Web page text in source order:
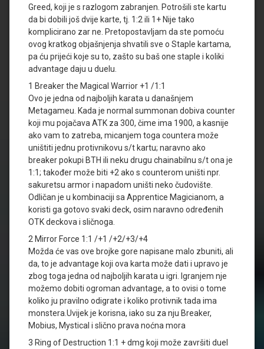
Greed, koji je s razlogom zabranjen. Potrošili ste kartu
da bi dobili još dvije karte, tj. 1:2 ili 1+ Nije tako
komplicirano zar ne. Pretopostavljam da ste pomoću
ovog kratkog objašnjenja shvatili sve o Staple kartama,
pa ću prijeći koje su to, zašto su baš one staple i koliki
advantage daju u duelu.
1 Breaker the Magical Warrior +1 /1:1
Ovo je jedna od najboljih karata u današnjem
Metagameu. Kada je normal summonan dobiva counter
koji mu pojačava ATK za 300, čime ima 1900, a kasnije
ako vam to zatreba, micanjem toga countera može
uništiti jednu protivnikovu s/t kartu; naravno ako
breaker pokupi BTH ili neku drugu chainabilnu s/t ona je
1:1; također može biti +2 ako s counterom uništi npr.
sakuretsu armor i napadom uništi neko čudovište.
Odličan je u kombinaciji sa Apprentice Magicianom, a
koristi ga gotovo svaki deck, osim naravno određenih
OTK deckova i sličnoga.
2 Mirror Force 1:1 /+1 /+2/+3/+4
Možda će vas ove brojke gore napisane malo zbuniti, ali
da, to je advantage koji ova karta može dati i upravo je
zbog toga jedna od najboljih karata u igri. Igranjem nje
možemo dobiti ogroman advantage, a to ovisi o tome
koliko ju pravilno odigrate i koliko protivnik tada ima
monstera.Uvijek je korisna, iako su za nju Breaker,
Mobius, Mystical i slično prava noćna mora
3 Ring of Destruction 1:1 + dmg koji može završiti duel